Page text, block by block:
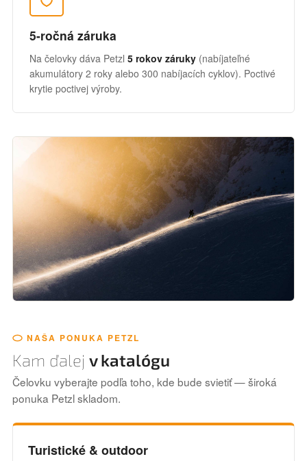
5-ročná záruka
Na čelovky dáva Petzl 5 rokov záruky (nabíjateľné
akumulátory 2 roky alebo 300 nabíjacích cyklov). Poctivé
krytie poctivej výroby.
NAŠA PONUKA PETZL
Kam ďalej v katalógu
Čelovku vyberajte podľa toho, kde bude svietiť — široká
ponuka Petzl skladom.
Turistické & outdoor